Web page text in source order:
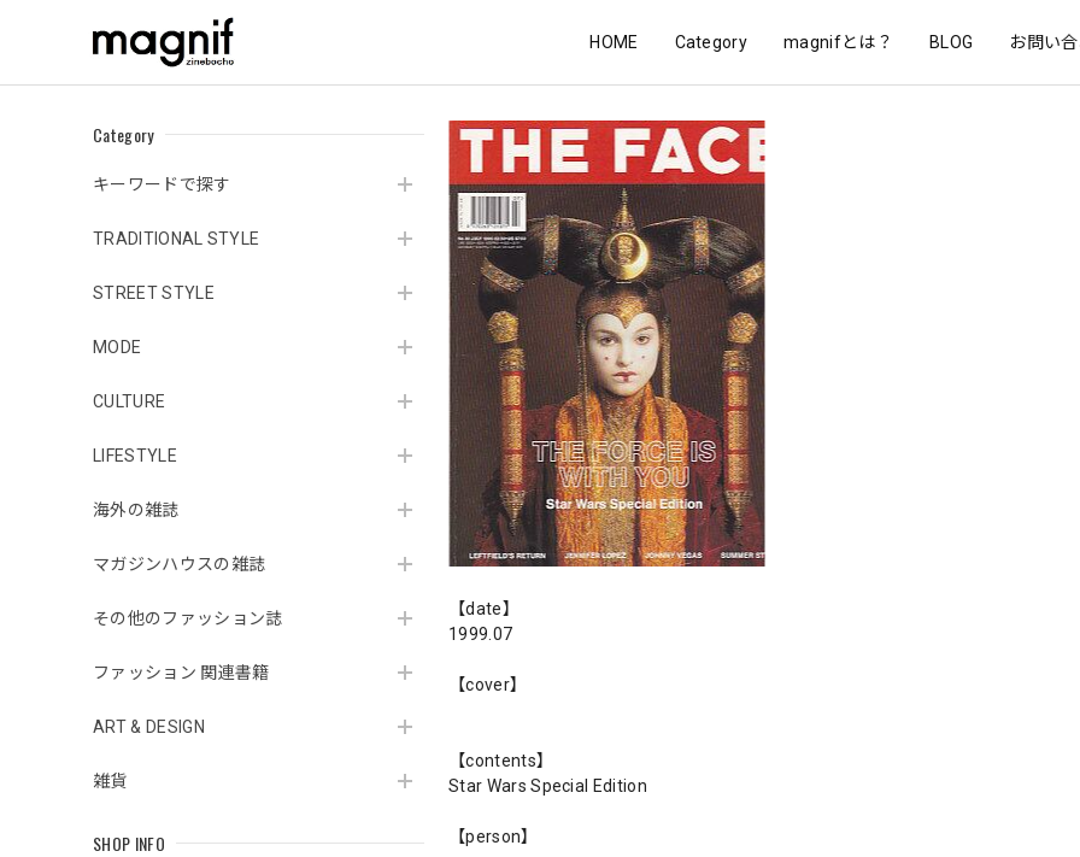
HOME Category magnifとは？ BLOG お問い
Category
キーワードで探す
TRADITIONAL STYLE
STREET STYLE
MODE
CULTURE
LIFESTYLE
海外の雑誌
マガジンハウスの雑誌
その他のファッション誌
ファッション 関連書籍
ART & DESIGN
雑貨
SHOP INFO
【date】
1999.07
【cover】
【contents】
Star Wars Special Edition
【person】